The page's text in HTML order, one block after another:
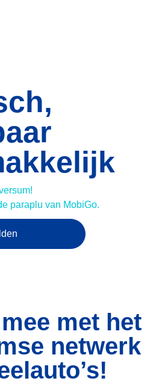
paraplu van MobiGo.
met het
netwerk